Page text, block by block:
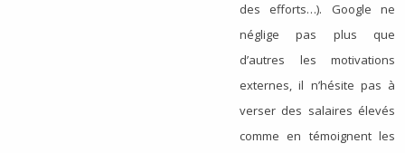
des efforts…). Google ne
néglige pas plus que
d’autres les motivations
externes, il n’hésite pas à
verser des salaires élevés
comme en témoignent les